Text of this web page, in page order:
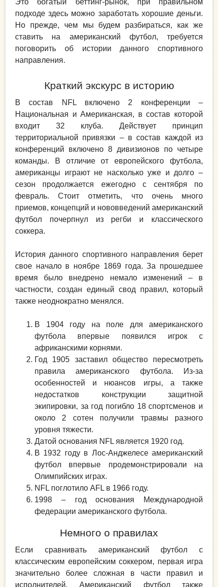
подходе здесь можно заработать хорошие деньги.
Но прежде, чем мы будем разбираться, как же
ставить на американский футбол, требуется
поговорить об истории данного спортивного
направления.
Краткий экскурс в историю
В состав NFL включено 2 конференции –
Национальная и Американская, в состав которой
входит 32 клуба. Действует принцип
территориальной привязки – в состав каждой из
конференций включено 8 дивизионов по четыре
команды. В отличие от европейского футбола,
американцы играют не насколько уже и долго –
сезон продолжается ежегодно с сентября по
февраль. Стоит отметить, что очень много
приемов, концепций и нововведений американский
футбол почерпнул из регби и классического
соккера.
История данного спортивного направления берет
свое начало в ноябре 1869 года. За прошедшее
время было внедрено немало изменений – в
частности, создан единый свод правил, который
также неоднократно менялся.
В 1904 году на поле для американского
футбола впервые появился игрок с
африканскими корнями.
Год 1905 заставил общество пересмотреть
правила американского футбола. Из-за
особенностей и нюансов игры, а также
недостатков конструкции защитной
экипировки, за год погибло 18 спортсменов и
около 2 сотен получили травмы разного
уровня тяжести.
Датой основания NFL является 1920 год.
В 1932 году в Лос-Анджелесе американский
футбол впервые продемонстрировали на
Олимпийских играх.
NFL поглотило AFL в 1966 году.
1998 – год основания Международной
федерации американского футбола.
Немного о правилах
Если сравнивать американский футбол с
классическим европейским соккером, первая игра
значительно более сложная в части правил и
исполнителей. Американский футбол также